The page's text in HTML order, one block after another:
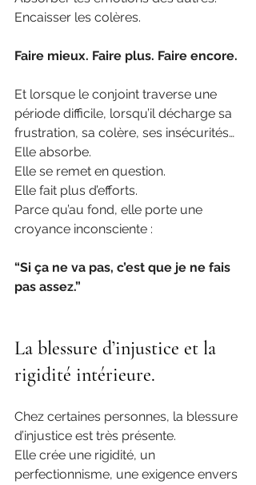
Encaisser les colères.
Faire mieux. Faire plus. Faire encore.
Et lorsque le conjoint traverse une
période difficile, lorsqu’il décharge sa
frustration, sa colère, ses insécurités…
Elle absorbe.
Elle se remet en question.
Elle fait plus d’efforts.
Parce qu’au fond, elle porte une
croyance inconsciente :
“Si ça ne va pas, c’est que je ne fais
pas assez.”
La blessure d’injustice et la
rigidité intérieure.
Chez certaines personnes, la blessure
d’injustice est très présente.
Elle crée une rigidité, un
perfectionnisme, une exigence envers